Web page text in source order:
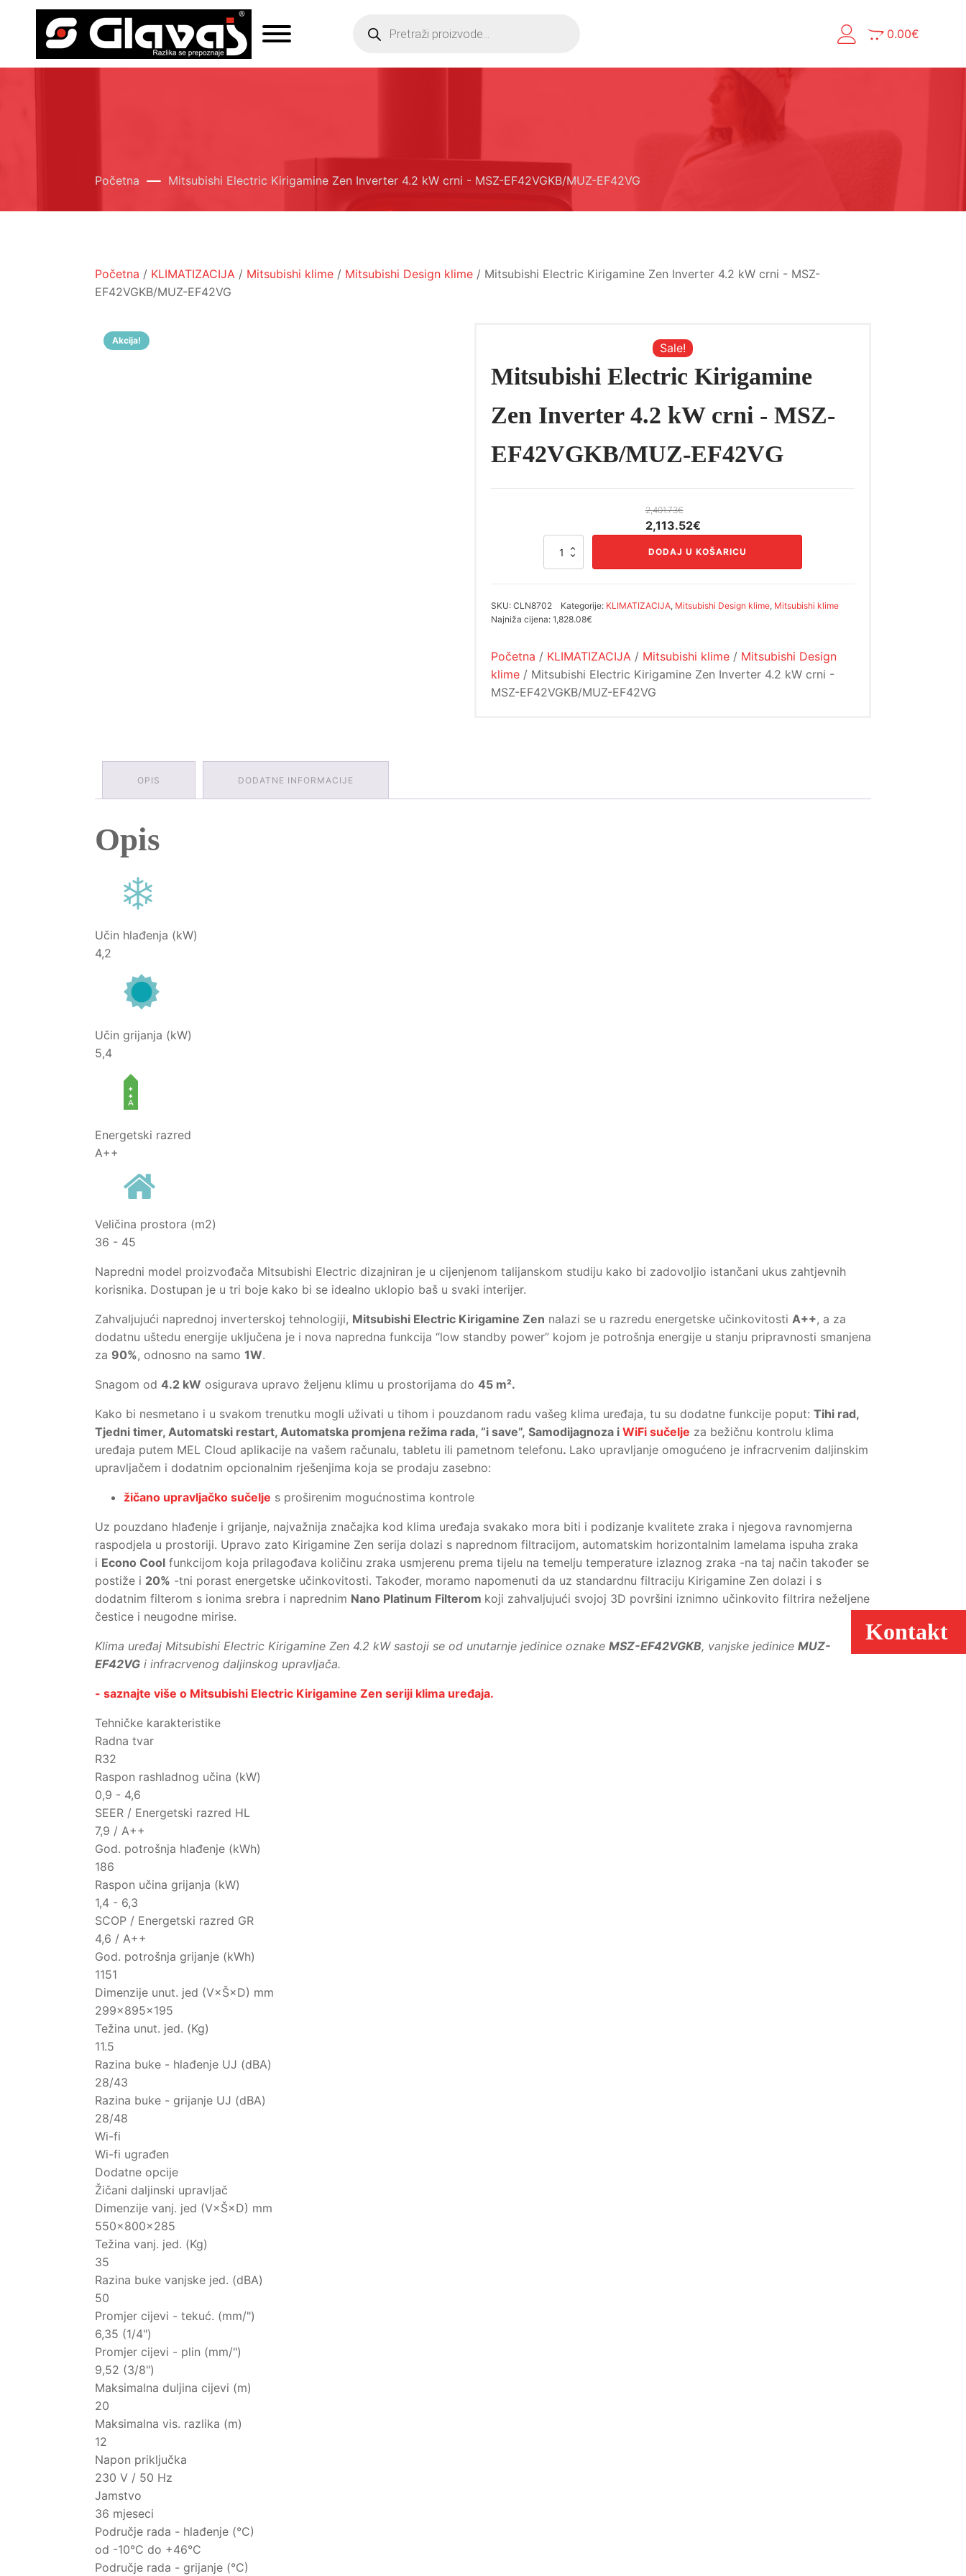
Products
search
0.00€
Početna Mitsubishi Electric Kirigamine Zen Inverter 4.2 kW crni - MSZ-EF42VGKB/MUZ-EF42VG
Početna / KLIMATIZACIJA / Mitsubishi klime / Mitsubishi Design klime / Mitsubishi Electric Kirigamine Zen Inverter 4.2 kW crni - MSZ-
EF42VGKB/MUZ-EF42VG
Akcija!
Sale!
Mitsubishi Electric Kirigamine
Zen Inverter 4.2 kW crni - MSZ-
EF42VGKB/MUZ-EF42VG
2,401.73€
Izvorna
2,113.52€Trenutna
cijena
Mitsubishi
Inverter
4.2
MSZ-
EF42VG
DODAJ U KOŠARICU
SKU:CLN8702 Kategorije: KLIMATIZACIJA, Mitsubishi Design klime, Mitsubishi klime
Najniža cijena:1,828.08€
Početna / KLIMATIZACIJA / Mitsubishi klime / Mitsubishi Design
klime / Mitsubishi Electric Kirigamine Zen Inverter 4.2 kW crni -
MSZ-EF42VGKB/MUZ-EF42VG
OPIS DODATNE INFORMACIJE
Opis
Učin hlađenja (kW)
4,2
Učin grijanja (kW)
5,4
Energetski razred
A++
Veličina prostora (m2)
36 - 45
Napredni model proizvođača Mitsubishi Electric dizajniran je u cijenjenom talijanskom studiju kako bi zadovoljio istančani ukus zahtjevnih
korisnika. Dostupan je u tri boje kako bi se idealno uklopio baš u svaki interijer.
Zahvaljujući naprednoj inverterskoj tehnologiji, Mitsubishi Electric Kirigamine Zen nalazi se u razredu energetske učinkovitosti A++, a za
dodatnu uštedu energije uključena je i nova napredna funkcija “low standby power” kojom je potrošnja energije u stanju pripravnosti smanjena
za 90%, odnosno na samo 1W.
Snagom od 4.2 kW osigurava upravo željenu klimu u prostorijama do 45 m².
Kako bi nesmetano i u svakom trenutku mogli uživati u tihom i pouzdanom radu vašeg klima uređaja, tu su dodatne funkcije poput: Tihi rad,
Tjedni timer, Automatski restart, Automatska promjena režima rada, “i save”, Samodijagnoza i WiFi sučelje za bežičnu kontrolu klima
uređaja putem MEL Cloud aplikacije na vašem računalu, tabletu ili pametnom telefonu. Lako upravljanje omogućeno je infracrvenim daljinskim
upravljačem i dodatnim opcionalnim rješenjima koja se prodaju zasebno:
žičano upravljačko sučelje s proširenim mogućnostima kontrole
Uz pouzdano hlađenje i grijanje, najvažnija značajka kod klima uređaja svakako mora biti i podizanje kvalitete zraka i njegova ravnomjerna
raspodjela u prostoriji. Upravo zato Kirigamine Zen serija dolazi s naprednom filtracijom, automatskim horizontalnim lamelama ispuha zraka
i Econo Cool funkcijom koja prilagođava količinu zraka usmjerenu prema tijelu na temelju temperature izlaznog zraka -na taj način također se
postiže i 20% -tni porast energetske učinkovitosti. Također, moramo napomenuti da uz standardnu filtraciju Kirigamine Zen dolazi i s
dodatnim filterom s ionima srebra i naprednim Nano Platinum Filterom koji zahvaljujući svojoj 3D površini iznimno učinkovito filtrira neželjene
čestice i neugodne mirise.
Klima uređaj Mitsubishi Electric Kirigamine Zen 4.2 kW sastoji se od unutarnje jedinice oznake MSZ-EF42VGKB, vanjske jedinice MUZ-
EF42VG i infracrvenog daljinskog upravljača.
- saznajte više o Mitsubishi Electric Kirigamine Zen seriji klima uređaja.
Tehničke karakteristike
Radna tvar
R32
Raspon rashladnog učina (kW)
0,9 - 4,6
SEER / Energetski razred HL
7,9 / A++
God. potrošnja hlađenje (kWh)
186
Raspon učina grijanja (kW)
1,4 - 6,3
SCOP / Energetski razred GR
4,6 / A++
God. potrošnja grijanje (kWh)
1151
Dimenzije unut. jed (V×Š×D) mm
299×895×195
Težina unut. jed. (Kg)
11.5
Razina buke - hlađenje UJ (dBA)
28/43
Razina buke - grijanje UJ (dBA)
28/48
Wi-fi
Wi-fi ugrađen
Dodatne opcije
Žičani daljinski upravljač
Dimenzije vanj. jed (V×Š×D) mm
550×800×285
Težina vanj. jed. (Kg)
35
Razina buke vanjske jed. (dBA)
50
Promjer cijevi - tekuć. (mm/")
6,35 (1/4")
Promjer cijevi - plin (mm/")
9,52 (3/8")
Maksimalna duljina cijevi (m)
20
Maksimalna vis. razlika (m)
12
Napon priključka
230 V / 50 Hz
Jamstvo
36 mjeseci
Područje rada - hlađenje (°C)
od -10°C do +46°C
Područje rada - grijanje (°C)
Kontakt